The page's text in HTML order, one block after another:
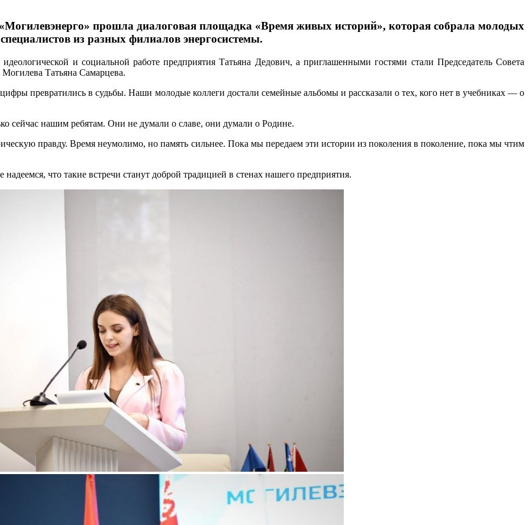
прошла диалоговая площадка «Время живых историй», которая собрала молодых
специалистов из разных филиалов энергосистемы.
и социальной работе предприятия Татьяна Дедович, а приглашенными гостями стали Председатель Совета
Татьяна Самарцева.
превратились в судьбы. Наши молодые коллеги достали семейные альбомы и рассказали о тех, кого нет в учебниках — о
сейчас нашим ребятам. Они не думали о славе, они думали о Родине.
правду. Время неумолимо, но память сильнее. Пока мы передаем эти истории из поколения в поколение, пока мы чтим
что такие встречи станут доброй традицией в стенах нашего предприятия.